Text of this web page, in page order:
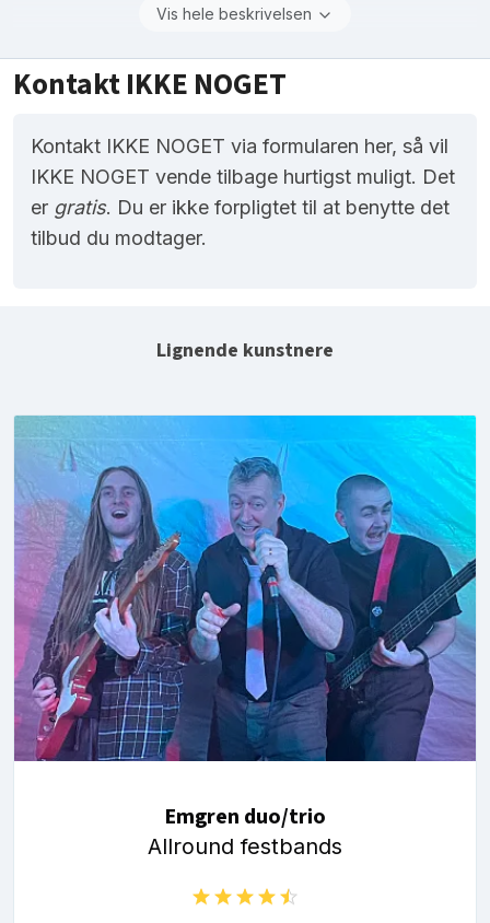
Vis hele beskrivelsen
Kontakt IKKE NOGET
Kontakt IKKE NOGET via formularen her, så vil
IKKE NOGET vende tilbage hurtigst muligt. Det
er gratis. Du er ikke forpligtet til at benytte det
tilbud du modtager.
Lignende kunstnere
Emgren duo/trio
Allround festbands